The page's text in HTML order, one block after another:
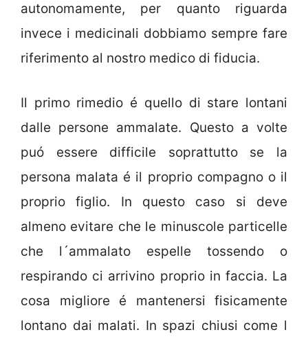
autonomamente, per quanto riguarda
invece i medicinali dobbiamo sempre fare
riferimento al nostro medico di fiducia.
Il primo rimedio é quello di stare lontani
dalle persone ammalate. Questo a volte
puó essere difficile soprattutto se la
persona malata é il proprio compagno o il
proprio figlio. In questo caso si deve
almeno evitare che le minuscole particelle
che l´ammalato espelle tossendo o
respirando ci arrivino proprio in faccia. La
cosa migliore é mantenersi fisicamente
lontano dai malati. In spazi chiusi come l